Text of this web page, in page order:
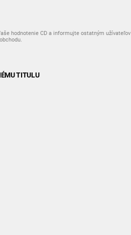
hodnotenie CD a informujte ostatným užívateľov
TITULU